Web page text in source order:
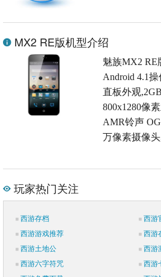
MX2 RE版机型介绍
魅族MX2 RE
Android 4.1
直板外观
800x1280像
AMR铃声
万像素摄像
玩家热门关注
西游存档 西游
西游游戏推荐
西游
西游土地公
西游
西游六字符咒
西游